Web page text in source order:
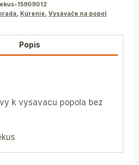
15909012
, Kúrenie, Vysávače na popol
Popis
k vysavacu popola bez